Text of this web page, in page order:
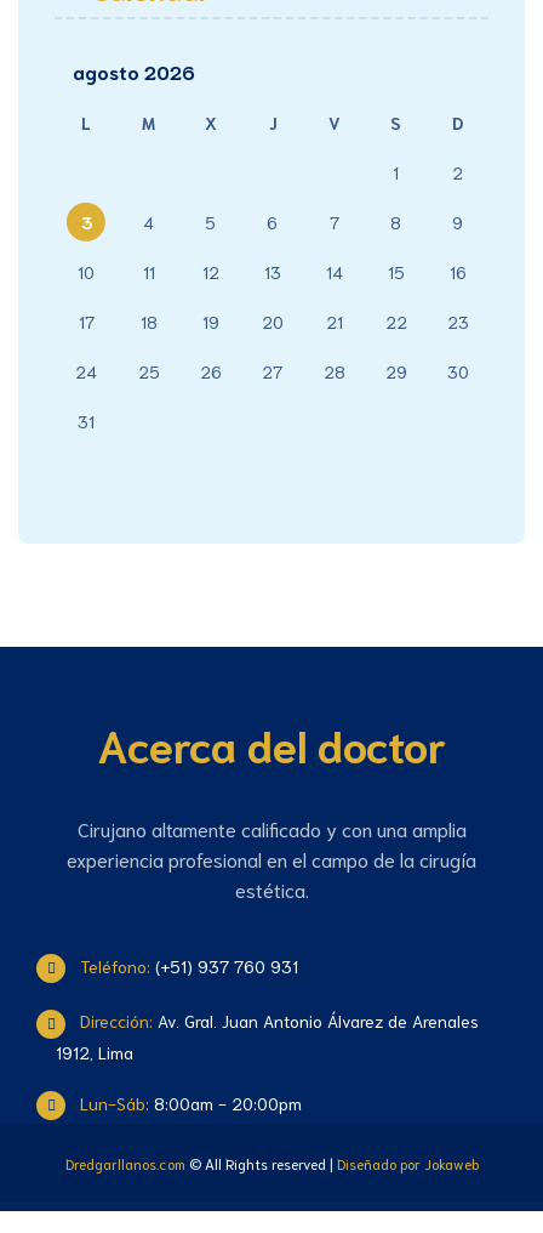
agosto 2026
L M X J V S D
1 2
3 4 5 6 7 8 9
10 11 12 13 14 15 16
17 18 19 20 21 22 23
24 25 26 27 28 29 30
31
Acerca del doctor
Cirujano altamente calificado y con una amplia
experiencia profesional en el campo de la cirugía
estética.
Teléfono: (+51) 937 760 931
Dirección: Av. Gral. Juan Antonio Álvarez de Arenales
1912, Lima
Lun-Sáb: 8:00am - 20:00pm
Dredgarllanos.com © All Rights reserved | Diseñado por Jokaweb